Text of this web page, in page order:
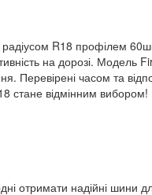
R18 профілем
на дорозі.
Перевірені часом та
стане відмінним вибором!
отримати надійні шини